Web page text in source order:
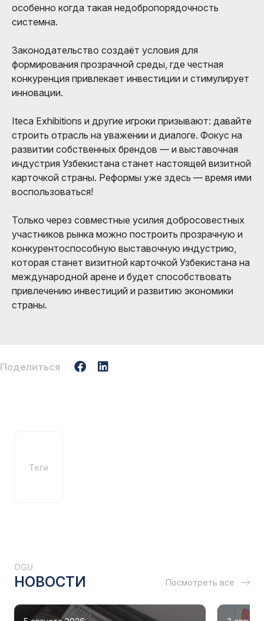
особенно когда такая недобропорядочность
системна.
Законодательство создаёт условия для
формирования прозрачной среды, где честная
конкуренция привлекает инвестиции и стимулирует
инновации.
Iteca Exhibitions и другие игроки призывают: давайте
строить отрасль на уважении и диалоге. Фокус на
развитии собственных брендов — и выставочная
индустрия Узбекистана станет настоящей визитной
карточкой страны. Реформы уже здесь — время ими
воспользоваться!
Только через совместные усилия добросовестных
участников рынка можно построить прозрачную и
конкурентоспособную выставочную индустрию,
которая станет визитной карточкой Узбекистана на
международной арене и будет способствовать
привлечению инвестиций и развитию экономики
страны.
Поделиться
Теги
OGU
НОВОСТИ Посмотреть все